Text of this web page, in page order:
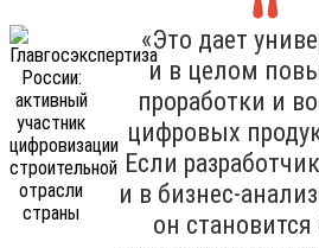
«Это дает
и в целом
проработки и
цифровых
Если
и в бизнес-
он